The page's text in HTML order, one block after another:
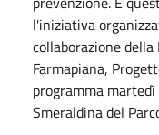
l'iniziativa
collaborazione della
Farmapiana,
programma
Smeraldina del